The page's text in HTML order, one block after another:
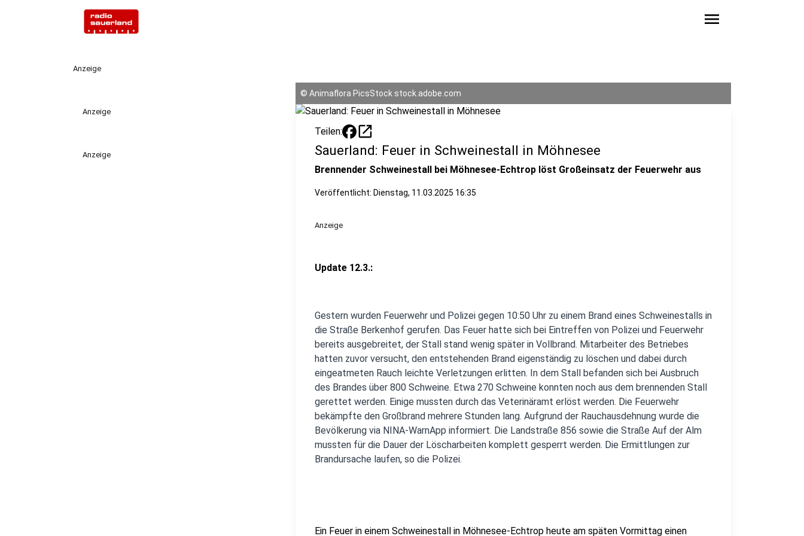
menu
Anzeige
Anzeige
Anzeige
© Animaflora PicsStock stock.adobe.com
Teilen: open_in_new
Sauerland: Feuer in Schweinestall in Möhnesee
Brennender Schweinestall bei Möhnesee-Echtrop löst Großeinsatz der Feuerwehr aus
Veröffentlicht: Dienstag, 11.03.2025 16:35
Anzeige
Update 12.3.:
Gestern wurden Feuerwehr und Polizei gegen 10:50 Uhr zu einem Brand eines Schweinestalls in
die Straße Berkenhof gerufen. Das Feuer hatte sich bei Eintreffen von Polizei und Feuerwehr
bereits ausgebreitet, der Stall stand wenig später in Vollbrand. Mitarbeiter des Betriebes
hatten zuvor versucht, den entstehenden Brand eigenständig zu löschen und dabei durch
eingeatmeten Rauch leichte Verletzungen erlitten. In dem Stall befanden sich bei Ausbruch
des Brandes über 800 Schweine. Etwa 270 Schweine konnten noch aus dem brennenden Stall
gerettet werden. Einige mussten durch das Veterinäramt erlöst werden. Die Feuerwehr
bekämpfte den Großbrand mehrere Stunden lang. Aufgrund der Rauchausdehnung wurde die
Bevölkerung via NINA-WarnApp informiert. Die Landstraße 856 sowie die Straße Auf der Alm
mussten für die Dauer der Löscharbeiten komplett gesperrt werden. Die Ermittlungen zur
Brandursache laufen, so die Polizei.
Ein Feuer in einem Schweinestall in Möhnesee-Echtrop heute am späten Vormittag einen